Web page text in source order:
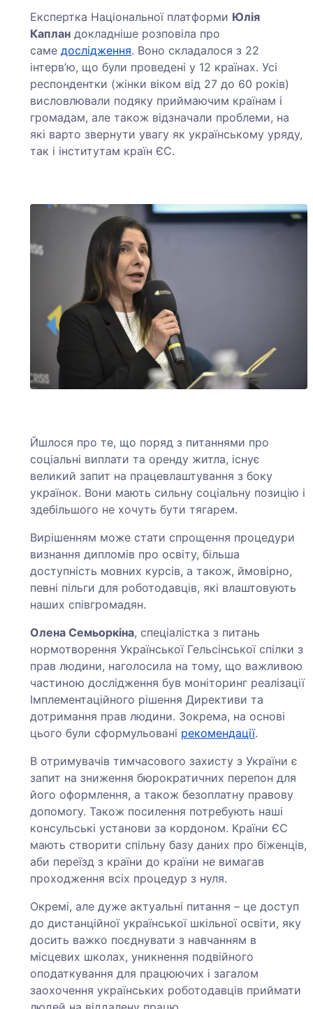
Експертка Національної платформи Юлія
Каплан докладніше розповіла про
самедослідження. Воно складалося з 22
інтерв’ю, що були проведені у 12 країнах. Усі
респондентки (жінки віком від 27 до 60 років)
висловлювали подяку приймаючим країнам і
громадам, але також відзначали проблеми, на
які варто звернути увагу як українському уряду,
так і інститутам країн ЄС.
Йшлося про те, що поряд з питаннями про
соціальні виплати та оренду житла, існує
великий запит на працевлаштування з боку
українок. Вони мають сильну соціальну позицію і
здебільшого не хочуть бути тягарем.
Вирішенням може стати спрощення процедури
визнання дипломів про освіту, більша
доступність мовних курсів, а також, ймовірно,
певні пільги для роботодавців, які влаштовують
наших співгромадян.
Олена Семьоркіна, спеціалістка з питань
нормотворення Української Гельсінської спілки з
прав людини, наголосила на тому, що важливою
частиною дослідження був моніторинг реалізації
Імплементаційного рішення Директиви та
дотримання прав людини. Зокрема, на основі
цього були сформульовані рекомендації.
В отримувачів тимчасового захисту з України є
запит на зниження бюрократичних перепон для
його оформлення, а також безоплатну правову
допомогу. Також посилення потребують наші
консульські установи за кордоном. Країни ЄС
мають створити спільну базу даних про біженців,
аби переїзд з країни до країни не вимагав
проходження всіх процедур з нуля.
Окремі, але дуже актуальні питання – це доступ
до дистанційної української шкільної освіти, яку
досить важко поєднувати з навчанням в
місцевих школах, уникнення подвійного
оподаткування для працюючих і загалом
заохочення українських роботодавців приймати